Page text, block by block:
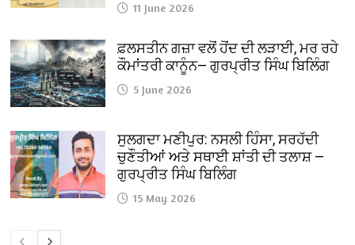
11 June 2026
ਫ਼ਲਸਤੀਨ ਗਜ਼ਾ ਵਲੋਂ ਹੋਂਦ ਦੀ ਲੜਾਈ, ਮਰ ਰਹੇ
ਕੌਮਾਂਤਰੀ ਕਾਨੂੰਨ— ਗੁਰਪ੍ਰੀਤ ਸਿੰਘ ਬਿਲਿੰਗ
5 June 2026
ਸੁਲਗਦਾ ਮਣੀਪੁਰ: ਨਸਲੀ ਹਿੰਸਾ, ਸਰਹੱਦੀ
ਚੁਣੌਤੀਆਂ ਅਤੇ ਸਥਾਈ ਸ਼ਾਂਤੀ ਦੀ ਤਲਾਸ਼ —
ਗੁਰਪ੍ਰੀਤ ਸਿੰਘ ਬਿਲਿੰਗ
15 May 2026